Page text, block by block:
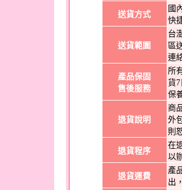
送貨方式
國
快
送貨範圍
台
區
連
產品保固
售後服務
所
貨
保
退貨說明
商
外
則
退貨程序
在
以
退貨運費
產
出